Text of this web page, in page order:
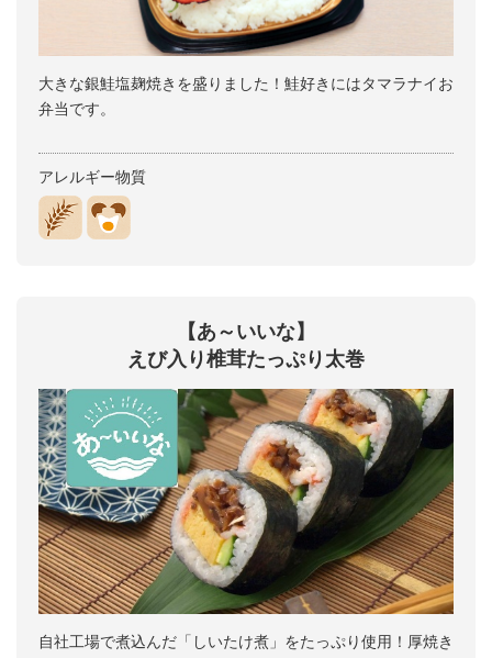
大きな銀鮭塩麹焼きを盛りました！鮭好きにはタマラナイお
弁当です。
アレルギー物質
【あ～いいな】
えび入り椎茸たっぷり太巻
自社工場で煮込んだ「しいたけ煮」をたっぷり使用！厚焼き